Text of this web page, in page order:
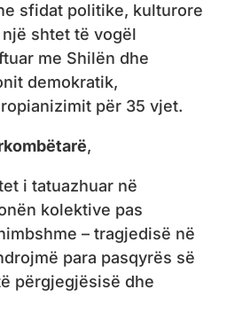
sfidat politike, kulturore
shtet të vogël
me Shilën dhe
demokratik,
për 35 vjet.
,
i tatuazhuar në
kolektive pas
– tragjedisë në
para pasqyrës së
përgjegjësisë dhe